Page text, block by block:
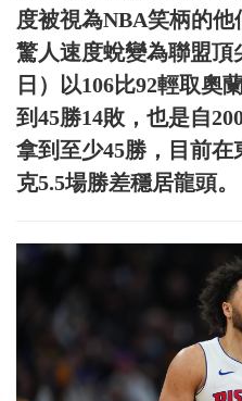
度被視為NBA笑柄的
驚人速度蛻變為聯盟頂
日）以106比92輕取奧
到45勝14敗，也是自
拿到至少45勝，目前
克5.5場勝差穩居龍頭。